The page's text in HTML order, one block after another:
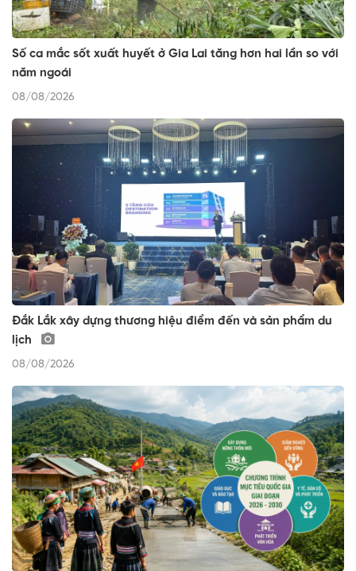
Số ca mắc sốt xuất huyết ở Gia Lai tăng hơn hai lần so với
năm ngoái
08/08/2026
Đắk Lắk xây dựng thương hiệu điểm đến và sản phẩm du
lịch
08/08/2026